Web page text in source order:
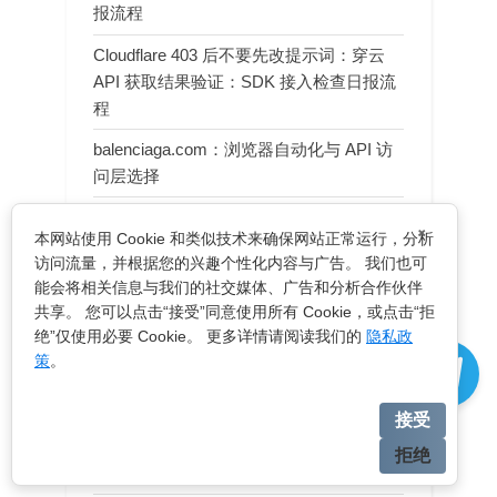
报流程
Cloudflare 403 后不要先改提示词：穿云
API 获取结果验证：SDK 接入检查日报流
程
balenciaga.com：浏览器自动化与 API 访
问层选择
云 API 证据字段流程：SDK 接入检查日报
流程
穿云 API 接入前怎么小样本验证：公开页
面读取上线流程：SDK 接入检查日报流程
1337x 公开页面访问方式对比：API 访问
×
本网站使用 Cookie 和类似技术来确保网站正常运行，分析
访问流量，并根据您的兴趣个性化内容与广告。 我们也可
能会将相关信息与我们的社交媒体、广告和分析合作伙伴
共享。 您可以点击“接受”同意使用所有 Cookie，或点击“拒
绝”仅使用必要 Cookie。 更多详情请阅读我们的 隐私政
策。
接受
拒绝